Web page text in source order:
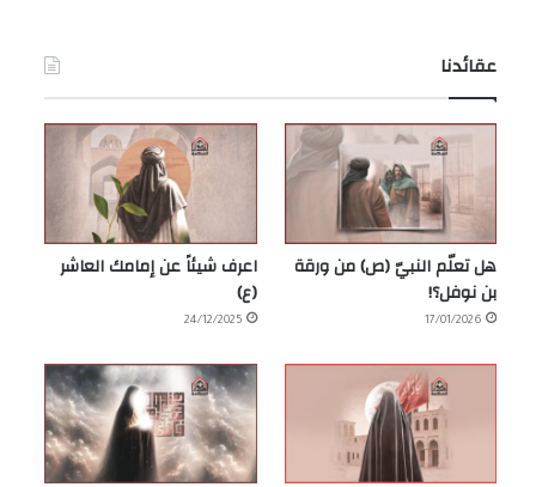
عقائدنا
هل تعلّم النبيّ (ص) من ورقة
بن نوفل؟!
17/01/2026
اعرف شيئاً عن إمامك العاشر
(ع)
24/12/2025